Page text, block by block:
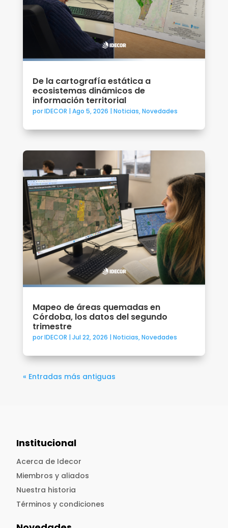
De la cartografía estática a
ecosistemas dinámicos de
información territorial
porIDECOR | Ago 5, 2026 | Noticias,Novedades
Mapeo de áreas quemadas en
Córdoba, los datos del segundo
trimestre
porIDECOR | Jul 22, 2026 | Noticias,Novedades
« Entradas más antiguas
Institucional
Acerca de Idecor
Miembros y aliados
Nuestra historia
Términos y condiciones